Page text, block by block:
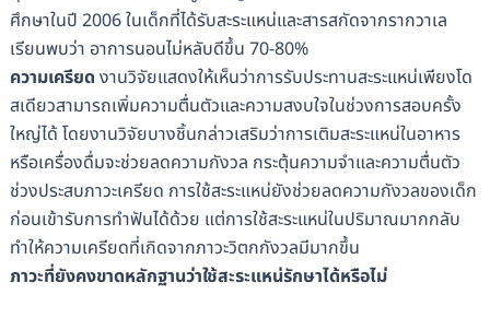
ศึกษาในปี 2006 ในเด็กที่ได้รับสะระแหน่และสารสกัดจากรากวาเล
เรียนพบว่า อาการนอนไม่หลับดีขึ้น 70-80%
ความเครียด งานวิจัยแสดงให้เห็นว่าการรับประทานสะระแหน่เพียงโด
สเดียวสามารถเพิ่มความตื่นตัวและความสงบใจในช่วงการสอบครั้ง
ใหญ่ได้ โดยงานวิจัยบางชิ้นกล่าวเสริมว่าการเติมสะระแหน่ในอาหาร
หรือเครื่องดื่มจะช่วยลดความกังวล กระตุ้นความจำและความตื่นตัว
ช่วงประสบภาวะเครียด การใช้สะระแหน่ยังช่วยลดความกังวลของเด็ก
ก่อนเข้ารับการทำฟันได้ด้วย แต่การใช้สะระแหน่ในปริมาณมากกลับ
ทำให้ความเครียดที่เกิดจากภาวะวิตกกังวลมีมากขึ้น
ภาวะที่ยังคงขาดหลักฐานว่าใช้สะระแหน่รักษาได้หรือไม่